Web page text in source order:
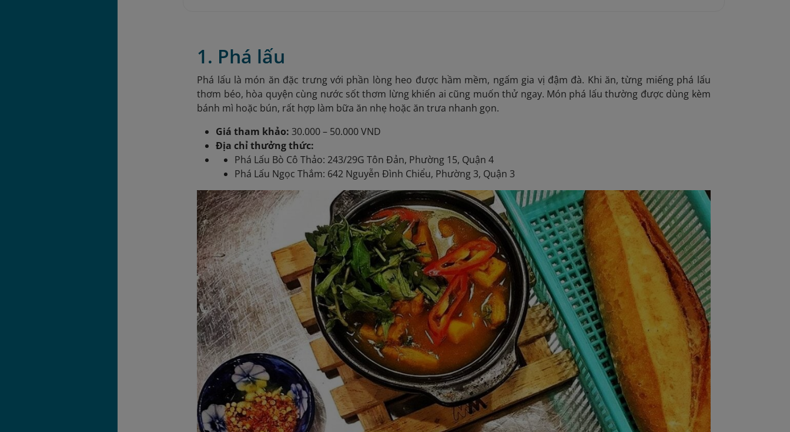
1. Phá lấu
Phá lấu là món ăn đặc trưng với phần lòng heo được hầm mềm, ngấm gia vị đậm đà. Khi ăn, từng miếng phá lấu
thơm béo, hòa quyện cùng nước sốt thơm lừng khiến ai cũng muốn thử ngay. Món phá lấu thường được dùng kèm
bánh mì hoặc bún, rất hợp làm bữa ăn nhẹ hoặc ăn trưa nhanh gọn.
Giá tham khảo: 30.000 – 50.000 VND
Địa chỉ thưởng thức:
Phá Lấu Bò Cô Thảo: 243/29G Tôn Đản, Phường 15, Quận 4
Phá Lấu Ngọc Thắm: 642 Nguyễn Đình Chiểu, Phường 3, Quận 3